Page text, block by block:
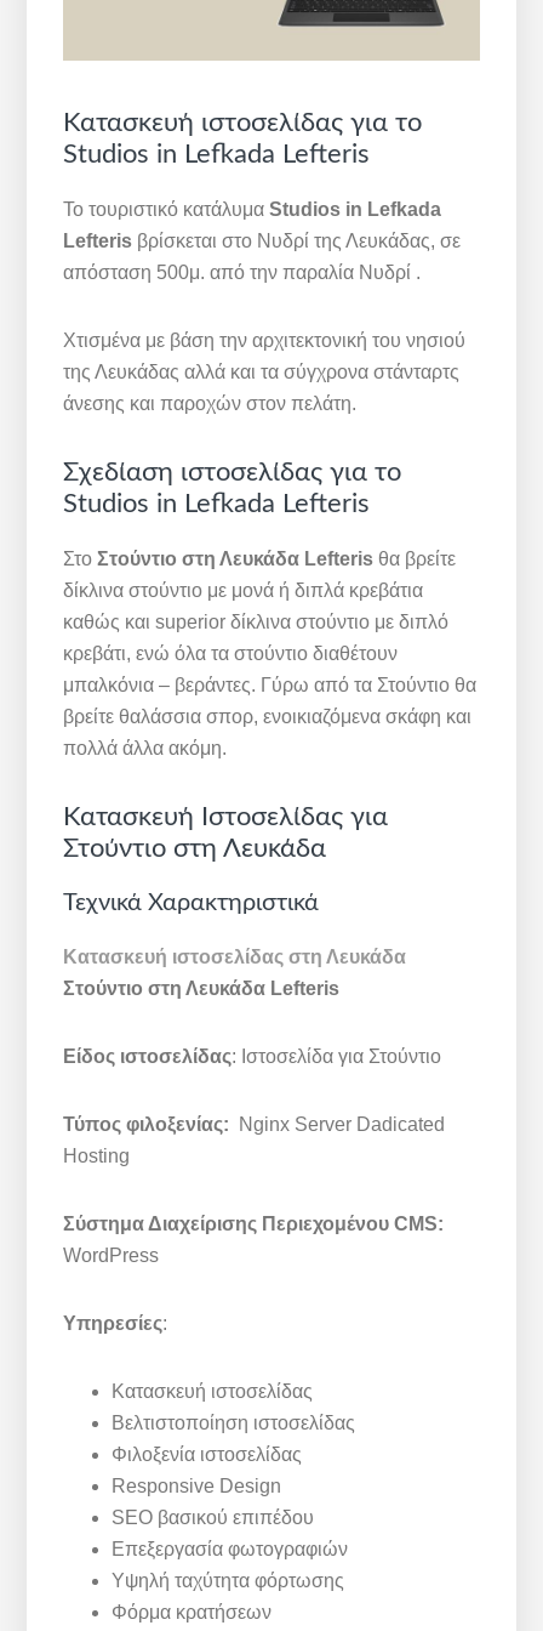
Κατασκευή ιστοσελίδας για το
Studios in Lefkada Lefteris
Το τουριστικό κατάλυμαStudios in Lefkada
Lefteris βρίσκεται στο Νυδρί της Λευκάδας, σε
απόσταση 500μ. από την παραλία Νυδρί .
Xτισμένα με βάση την αρχιτεκτονική του νησιού
της Λευκάδας αλλά και τα σύγχρονα στάνταρτς
άνεσης και παροχών στον πελάτη.
Σχεδίαση ιστοσελίδας για το
Studios in Lefkada Lefteris
ΣτοΣτούντιο στη Λευκάδα Lefteris θα βρείτε
δίκλινα στούντιο με μονά ή διπλά κρεβάτια
καθώς και superior δίκλινα στούντιο με διπλό
κρεβάτι, ενώ όλα τα στούντιο διαθέτουν
μπαλκόνια – βεράντες. Γύρω από τα Στούντιο θα
βρείτε θαλάσσια σπορ, ενοικιαζόμενα σκάφη και
πολλά άλλα ακόμη.
Κατασκευή Ιστοσελίδας για
Στούντιο στη Λευκάδα
Τεχνικά Χαρακτηριστικά
Κατασκευή ιστοσελίδας στη Λευκάδα
Στούντιο στη Λευκάδα Lefteris
Είδος ιστοσελίδας: Ιστοσελίδα για Στούντιο
Τύπος φιλοξενίας: Nginx Server Dadicated
Hosting
Σύστημα Διαχείρισης Περιεχομένου CMS:
WordPress
Υπηρεσίες:
Κατασκευή ιστοσελίδας
Βελτιστοποίηση ιστοσελίδας
Φιλοξενία ιστοσελίδας
Responsive Design
SEO βασικού επιπέδου
Επεξεργασία φωτογραφιών
Υψηλή ταχύτητα φόρτωσης
Φόρμα κρατήσεων